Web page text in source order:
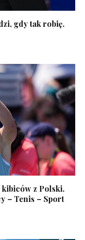
gdy tak robię.
kibiców z Polski.
– Tenis – Sport